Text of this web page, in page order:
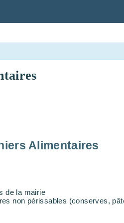
Alimentaires
de la mairie
non périssables (conserves,